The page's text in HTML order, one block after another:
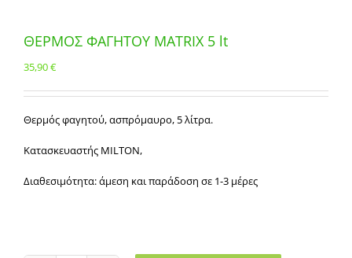
ΘΕΡΜΟΣ ΦΑΓΗΤΟΥ MATRIX 5 lt
35,90€
Θερμός φαγητού, ασπρόμαυρο, 5 λίτρα.
Κατασκευαστής MILTON,
Διαθεσιμότητα: άμεση και παράδοση σε 1-3 μέρες